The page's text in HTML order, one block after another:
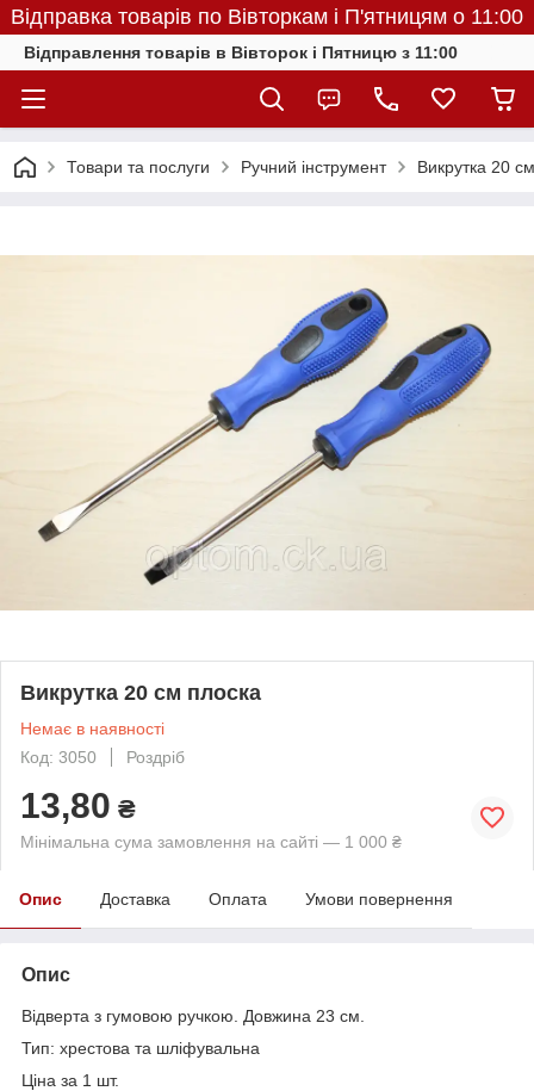
Відправка товарів по Вівторкам і П'ятницям о 11:00
Відправлення товарів в Вівторок і Пятницю з 11:00
Товари та послуги Ручний інструмент Викрутка 20
Викрутка 20 см плоска
Немає в наявності
Код: 3050
Роздріб
13,80 ₴
Мінімальна сума замовлення на сайті — 1 000 ₴
Опис Доставка Оплата Умови повернення
Опис
Відверта з гумовою ручкою. Довжина 23 см.
Тип: хрестова та шліфувальна
Ціна за 1 шт.